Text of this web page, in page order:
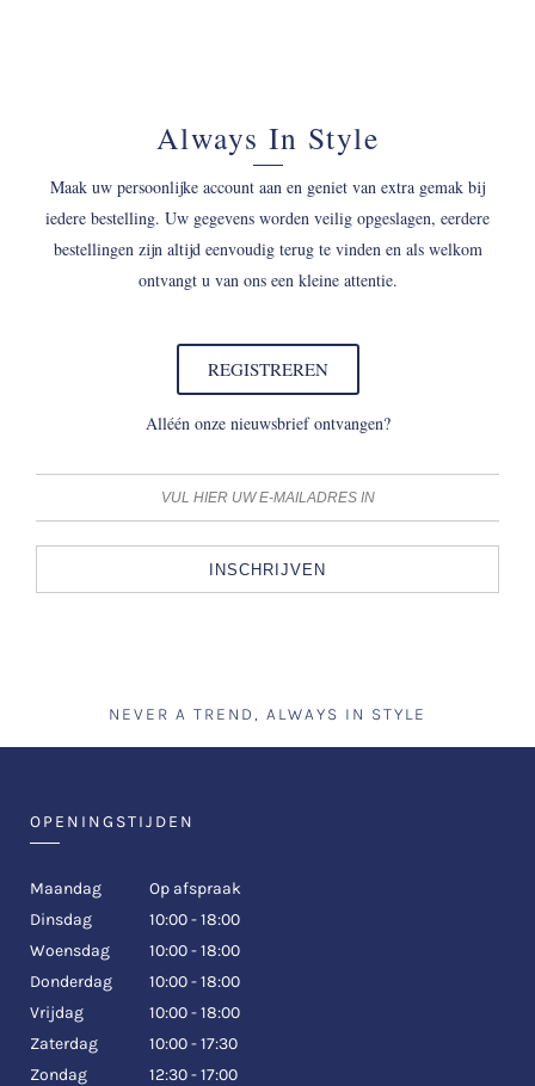
Always In Style
Maak uw persoonlijke account aan en geniet van extra gemak bij
iedere bestelling. Uw gegevens worden veilig opgeslagen, eerdere
bestellingen zijn altijd eenvoudig terug te vinden en als welkom
ontvangt u van ons een kleine attentie.
REGISTREREN
Alléén onze nieuwsbrief ontvangen?
INSCHRIJVEN
NEVER A TREND, ALWAYS IN STYLE
OPENINGSTIJDEN
Maandag
Op afspraak
Dinsdag
10:00 - 18:00
Woensdag
10:00 - 18:00
Donderdag
10:00 - 18:00
Vrijdag
10:00 - 18:00
Zaterdag
10:00 - 17:30
Zondag
12:30 - 17:00